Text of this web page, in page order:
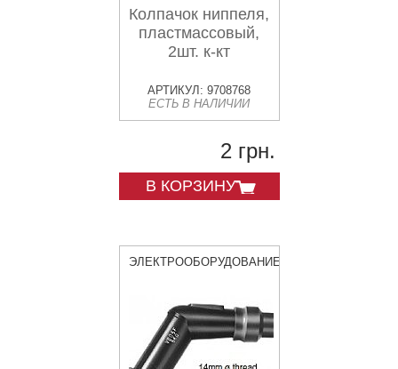
Колпачок ниппеля,
пластмассовый,
2шт. к-кт
АРТИКУЛ: 9708768
ЕСТЬ В НАЛИЧИИ
2 грн.
В КОРЗИНУ
ЭЛЕКТРООБОРУДОВАНИЕ